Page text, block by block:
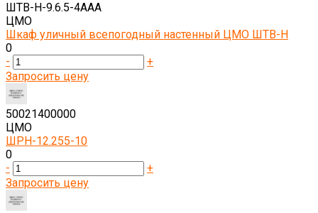
ШТВ-Н-9.6.5-4ААА
ЦМО
Шкаф уличный всепогодный настенный ЦМО ШТВ-Н
0
-
+
Запросить цену
50021400000
ЦМО
ШРН-12.255-10
0
-
+
Запросить цену